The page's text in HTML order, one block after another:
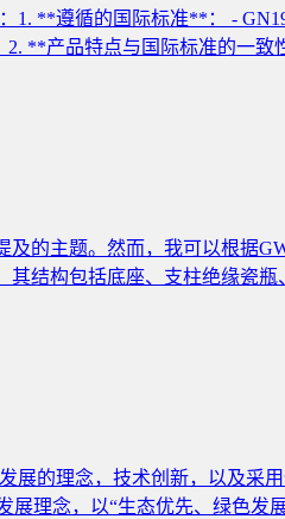
**遵循的国际标准**： -
2. **产品特点与国际标准的一致
的主题。然而，我可以根据
结构包括底座、支柱绝缘瓷
的理念，技术创新，以及
理念，以“生态优先、绿色发